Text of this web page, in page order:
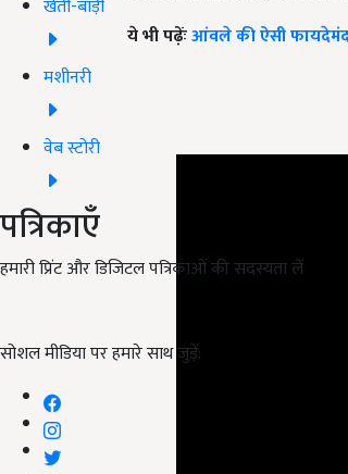
खेती-बाड़ी
मशीनरी
वेब स्टोरी
पत्रिकाएँ
हमारी प्रिंट और डिजिटल पत्रिकाओं की सदस्यता लें
सोशल मीडिया पर हमारे साथ जुड़ें:
ये भी पढ़ेंःआंवले की ऐसी फायदेमंद